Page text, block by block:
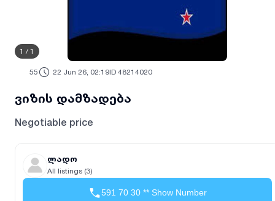
1 / 1
55 22 Jun 26, 02:19ID 48214020
ვიზის დამზადება
Negotiable price
ლადო
All listings (3)
591 70 30 ** Show Number